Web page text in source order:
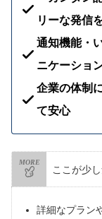
リーな発信
通知機能・
ニケーショ
企業の体制
て安心
MORE
ここが少
詳細なプラン